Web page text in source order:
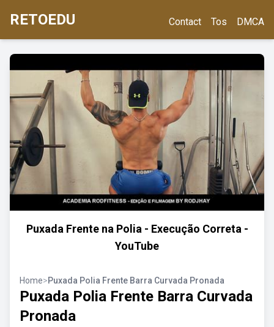
RETOEDU Contact Tos DMCA
Puxada Frente na Polia - Execução Correta -
YouTube
Home>Puxada Polia Frente Barra Curvada Pronada
Puxada Polia Frente Barra Curvada
Pronada